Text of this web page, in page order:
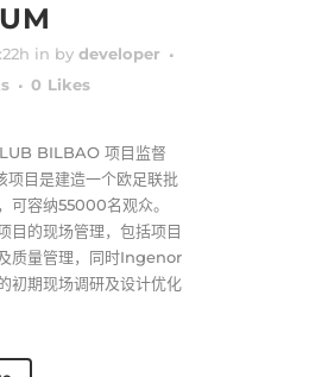
in by developer
0 Likes
BILBAO 项目监督
项目是建造一个欧足联批
可容纳55000名观众。
目的现场管理，包括项目
质量管理，同时Ingenor
初期现场调研及设计优化